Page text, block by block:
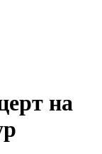
на